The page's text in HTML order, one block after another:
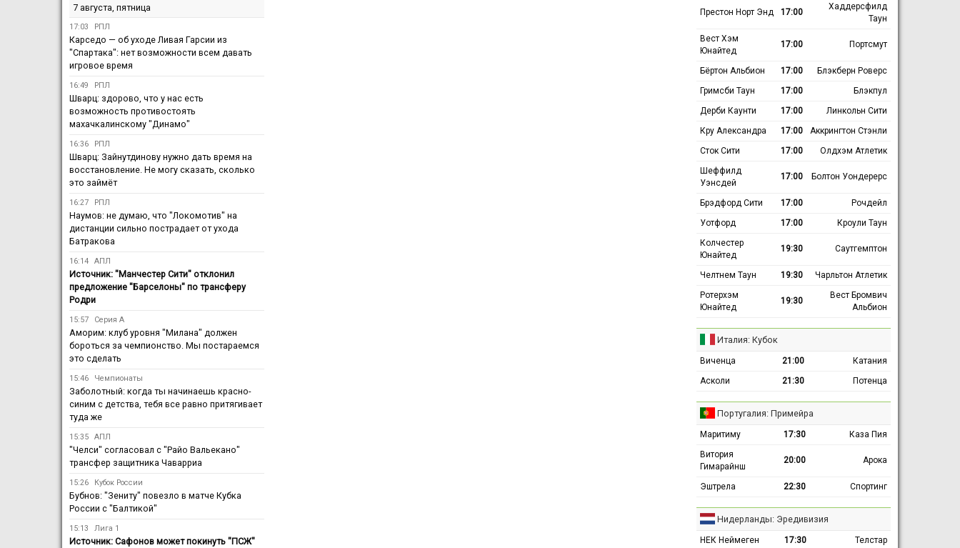
7 августа, пятница
17:03 РПЛ
Карседо — об уходе Ливая Гарсии из
"Спартака": нет возможности всем давать
игровое время
16:49 РПЛ
Шварц: здорово, что у нас есть
возможность противостоять
махачкалинскому "Динамо"
16:36 РПЛ
Шварц: Зайнутдинову нужно дать время на
восстановление. Не могу сказать, сколько
это займёт
16:27 РПЛ
Наумов: не думаю, что "Локомотив" на
дистанции сильно пострадает от ухода
Батракова
16:14 АПЛ
Источник: "Манчестер Сити" отклонил
предложение "Барселоны" по трансферу
Родри
15:57 Серия А
Аморим: клуб уровня "Милана" должен
бороться за чемпионство. Мы постараемся
это сделать
15:46 Чемпионаты
Заболотный: когда ты начинаешь красно-
синим с детства, тебя все равно притягивает
туда же
15:35 АПЛ
"Челси" согласовал с "Райо Вальекано"
трансфер защитника Чаварриа
15:26 Кубок России
Бубнов: "Зениту" повезло в матче Кубка
России с "Балтикой"
15:13 Лига 1
Источник: Сафонов может покинуть "ПСЖ"
Престон Норт Энд 17:00
Хаддерсфилд
Таун
Вест Хэм
Юнайтед
17:00 Портсмут
Бёртон Альбион 17:00
Блэкберн Роверс
Гримсби Таун
17:00
Блэкпул
Дерби Каунти
17:00
Линкольн Сити
Кру Александра
17:00
Аккрингтон Стэнли
Сток Сити
17:00
Олдхэм Атлетик
Шеффилд
Уэнсдей
17:00 Болтон Уондерерс
Брэдфорд Сити 17:00
Рочдейл
Уотфорд
17:00
Кроули Таун
Колчестер
Юнайтед
19:30 Саутгемптон
Челтнем Таун 19:30
Чарльтон Атлетик
Ротерхэм
Юнайтед
19:30
Вест Бромвич
Альбион
Италия: Кубок
Виченца 21:00
Катания
Асколи
21:30 Потенца
Португалия: Примейра
Маритиму 17:30
Каза Пия
Витория
Гимарайнш
20:00 Арока
Эштрела 22:30 Спортинг
Нидерланды: Эредивизия
НЕК Неймеген 17:30
Телстар